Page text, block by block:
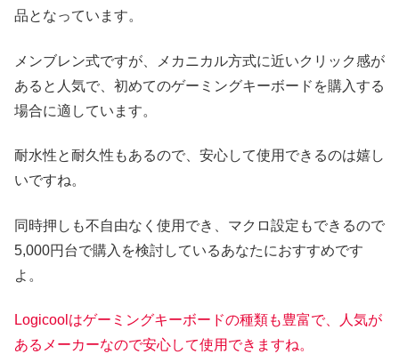
品となっています。
メンブレン式ですが、メカニカル方式に近いクリック感が
あると人気で、初めてのゲーミングキーボードを購入する
場合に適しています。
耐水性と耐久性もあるので、安心して使用できるのは嬉し
いですね。
同時押しも不自由なく使用でき、マクロ設定もできるので
5,000円台で購入を検討しているあなたにおすすめです
よ。
Logicoolはゲーミングキーボードの種類も豊富で、人気が
あるメーカーなので安心して使用できますね。